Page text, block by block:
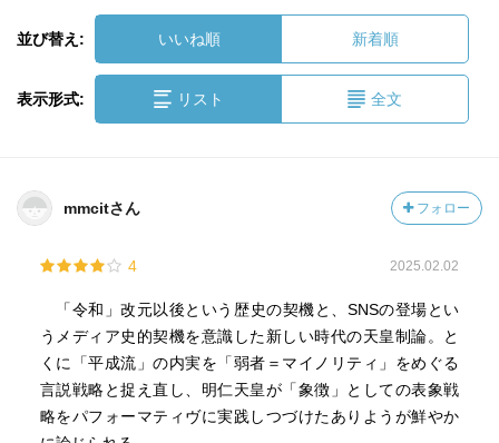
並び替え: いいね順 新着順
表示形式: リスト 全文
mmcitさん フォロー
4 2025.02.02
「令和」改元以後という歴史の契機と、SNSの登場とい
うメディア史的契機を意識した新しい時代の天皇制論。と
くに「平成流」の内実を「弱者＝マイノリティ」をめぐる
言説戦略と捉え直し、明仁天皇が「象徴」としての表象戦
略をパフォーマティヴに実践しつづけたありようが鮮やか